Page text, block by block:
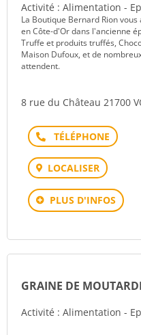
Activité : Alimentation -
La Boutique Bernard Rion
en Côte-d'Or dans l'ancienne
Truffe et produits truffés,
Maison Dufoux, et de
attendent.
8 rue du Château 21700
Téléphone
LOCALISER
PLUS D'INFOS
GRAINE DE
Activité : Alimentation -